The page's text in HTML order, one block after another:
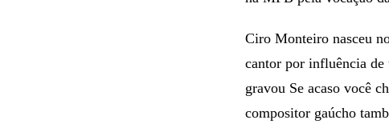
Ciro Monteiro nasceu
cantor por influência de
gravou Se acaso você
compositor gaúcho